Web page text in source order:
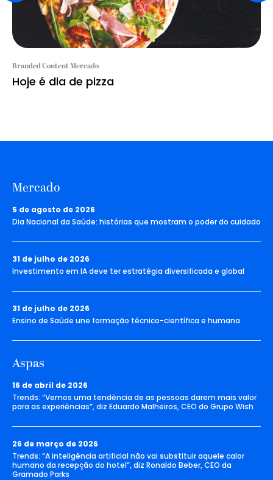
Branded Content Mercado
Hoje é dia de pizza
Mercado
5 de agosto de 2026
Dia Nacional da Saúde: histórias que mostram o poder do cuidado
31 de julho de 2026
Investimento em IA deve ter estratégia diversificada e global
31 de julho de 2026
Ensino de Saúde une formação técnico-científica e humana
Aspas
16 de abril de 2026
Trends: “Vemos uma tendência de as pessoas darem mais valor
para as experiências”, diz Eduardo Malheiros, CEO do Grupo Wish
26 de março de 2026
Trends: “A inteligência artificial não vai substituir aquele calor
humano da recepção do hotel”, diz Ronaldo Beber, CEO da
Gramado Parks